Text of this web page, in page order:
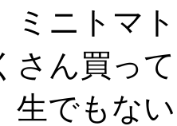
ミニトマ
さん買っ
生でもな